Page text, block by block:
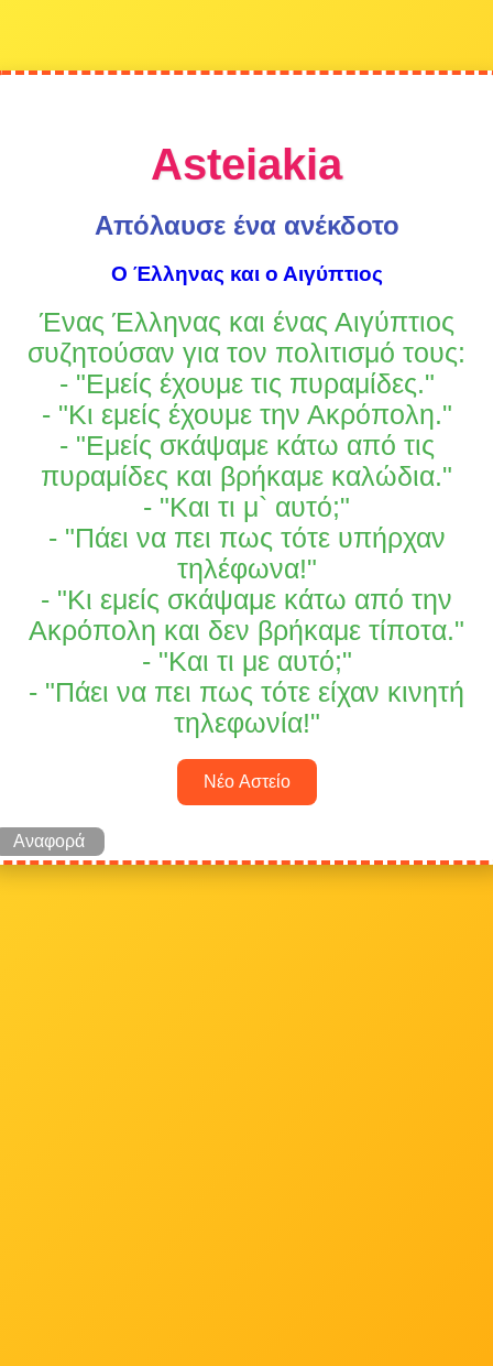
Asteiakia
Απόλαυσε ένα ανέκδοτο
Ο Έλληνας και ο Αιγύπτιος
Ένας Έλληνας και ένας Αιγύπτιος
συζητούσαν για τον πολιτισμό τους:
- "Εμείς έχουμε τις πυραμίδες."
- "Κι εμείς έχουμε την Ακρόπολη."
- "Εμείς σκάψαμε κάτω από τις
πυραμίδες και βρήκαμε καλώδια."
- "Και τι μ` αυτό;"
- "Πάει να πει πως τότε υπήρχαν
τηλέφωνα!"
- "Κι εμείς σκάψαμε κάτω από την
Ακρόπολη και δεν βρήκαμε τίποτα."
- "Και τι με αυτό;"
- "Πάει να πει πως τότε είχαν κινητή
τηλεφωνία!"
Νέο Αστείο
Αναφορά